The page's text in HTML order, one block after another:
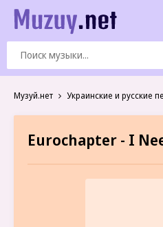
Музуй.нет Украинские и русские
Eurochapter - I